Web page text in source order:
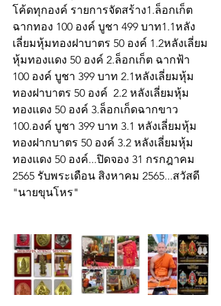
โค้ดทุกองค์ รายการจัดสร้าง1.ล็อกเก็ต
ฉากทอง 100 องค์ บูชา 499 บาท1.1หลัง
เลี่ยมหุ้มทองฝาบาตร 50 องค์ 1.2หลังเลี่ยม
หุ้มทองเเดง 50 องค์ 2.ล็อกเก็ต ฉากฟ้า
100 องค์ บูชา 399 บาท 2.1หลังเลี่ยมหุ้ม
ทองฝาบาตร 50 องค์  2.2 หลังเลี่ยมหุ้ม
ทองเเดง 50 องค์ 3.ล็อกเก็ดฉากขาว
100.องค์ บูชา 399 บาท 3.1 หลังเลี่ยมหุ้ม
ทองฝากบาตร 50 องค์ 3.2 หลังเลี่ยมหุ้ม
ทองเเดง 50 องค์...ปิดจอง 31 กรกฎาคม
2565 รับพระเดือน สิงหาคม 2565...สวัสดี
"นายขุนโหร"